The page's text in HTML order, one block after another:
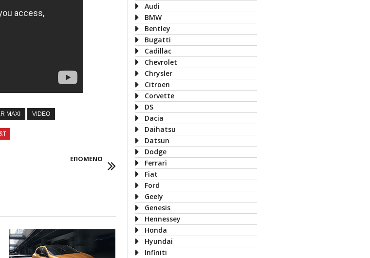
MAXI VIDEO
ΕΠΟΜΕΝΟ
Audi
BMW
Bentley
Bugatti
Cadillac
Chevrolet
Chrysler
Citroen
Corvette
DS
Dacia
Daihatsu
Datsun
Dodge
Ferrari
Fiat
Ford
Geely
Genesis
Hennessey
Honda
Hyundai
Infiniti